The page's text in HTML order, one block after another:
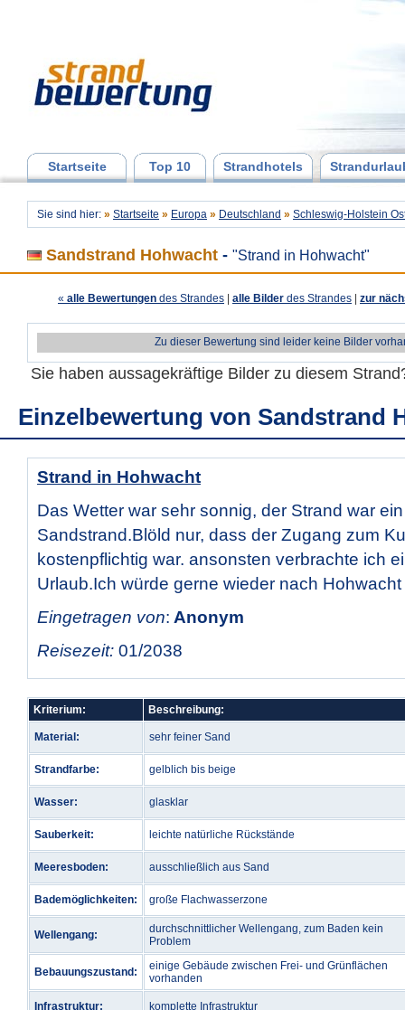
Startseite Top 10 Strandhotels
Sie sind hier: » Startseite » Europa » Deutschland » Schleswig-Holstein
Sandstrand Hohwacht - "Strand in Hohwacht"
« alle Bewertungen des Strandes alle Bilder des Strandes zur
Zu dieser Bewertung sind leider keine Bilder
Sie haben aussagekräftige Bilder zu diesem
Einzelbewertung von Sandstrand
Strand in Hohwacht
Das Wetter war sehr sonnig, der Strand war
Sandstrand.Blöld nur, dass der Zugang zum
kostenpflichtig war. ansonsten verbrachte ich
Urlaub.Ich würde gerne wieder nach
Eingetragen von: Anonym
Reisezeit: 01/2038
Kriterium: Beschreibung:
Material: sehr feiner Sand
Strandfarbe: gelblich bis beige
Wasser: glasklar
Sauberkeit: leichte natürliche Rückstände
Meeresboden: ausschließlich aus Sand
Bademöglichkeiten: große Flachwasserzone
Wellengang:
durchschnittlicher Wellengang, zum Baden kein
Problem
Bebauungszustand:
einige Gebäude zwischen Frei- und Grünflächen
vorhanden
Infrastruktur: komplette Infrastruktur